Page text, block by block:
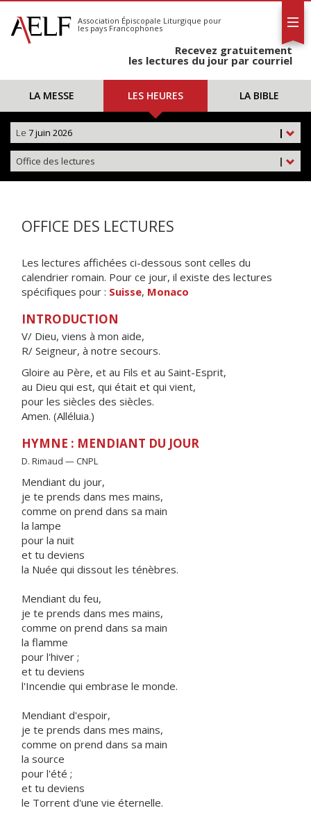
S'abonner
Calendrier
Association Épiscopale Liturgique pour
les pays Francophones
Recevez gratuitement
les lectures du jour par courriel
LA MESSE LES HEURES LA BIBLE
|
Le 7 juin 2026
|
Office des lectures
OFFICE DES LECTURES
Les lectures affichées ci-dessous sont celles du
calendrier romain. Pour ce jour, il existe des lectures
spécifiques pour : Suisse, Monaco
INTRODUCTION
V/ Dieu, viens à mon aide,
R/ Seigneur, à notre secours.
Gloire au Père, et au Fils et au Saint-Esprit,
au Dieu qui est, qui était et qui vient,
pour les siècles des siècles.
Amen. (Alléluia.)
HYMNE : MENDIANT DU JOUR
D. Rimaud — CNPL
Mendiant du jour,
je te prends dans mes mains,
comme on prend dans sa main
la lampe
pour la nuit
et tu deviens
la Nuée qui dissout les ténèbres.
Mendiant du feu,
je te prends dans mes mains,
comme on prend dans sa main
la flamme
pour l'hiver ;
et tu deviens
l'Incendie qui embrase le monde.
Mendiant d'espoir,
je te prends dans mes mains,
comme on prend dans sa main
la source
pour l'été ;
et tu deviens
le Torrent d'une vie éternelle.